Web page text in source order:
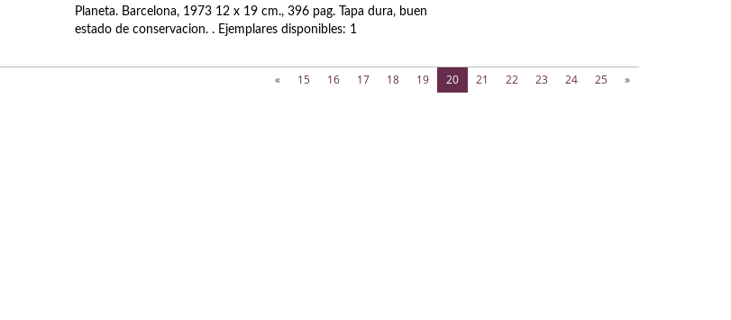
Planeta. Barcelona, 1973 12 x 19 cm., 396 pag. Tapa dura, buen
estado de conservacion. . Ejemplares disponibles: 1
« 15 16 17 18 19 20(current)
21 22 23 24 25 »